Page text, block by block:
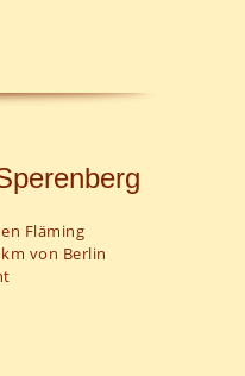
Fläming
von Berlin